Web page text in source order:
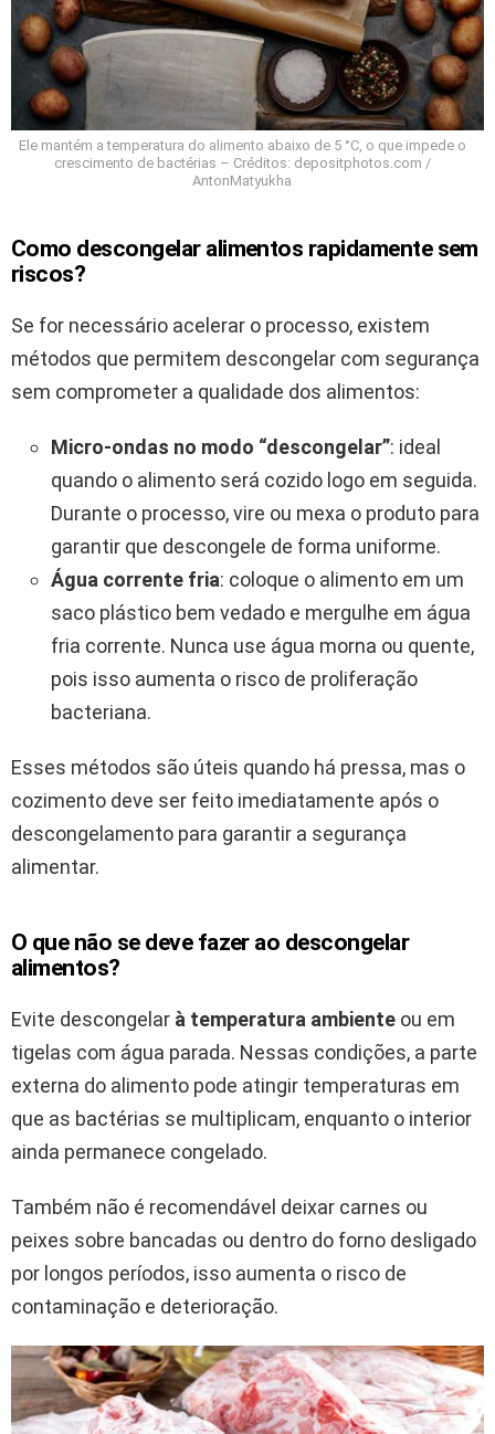
Ele mantém a temperatura do alimento abaixo de 5 °C, o que impede o
crescimento de bactérias – Créditos: depositphotos.com /
AntonMatyukha
Como descongelar alimentos rapidamente sem
riscos?
Se for necessário acelerar o processo, existem
métodos que permitem descongelar com segurança
sem comprometer a qualidade dos alimentos:
Micro-ondas no modo “descongelar”: ideal
quando o alimento será cozido logo em seguida.
Durante o processo, vire ou mexa o produto para
garantir que descongele de forma uniforme.
Água corrente fria: coloque o alimento em um
saco plástico bem vedado e mergulhe em água
fria corrente. Nunca use água morna ou quente,
pois isso aumenta o risco de proliferação
bacteriana.
Esses métodos são úteis quando há pressa, mas o
cozimento deve ser feito imediatamente após o
descongelamento para garantir a segurança
alimentar.
O que não se deve fazer ao descongelar
alimentos?
Evite descongelar à temperatura ambiente ou em
tigelas com água parada. Nessas condições, a parte
externa do alimento pode atingir temperaturas em
que as bactérias se multiplicam, enquanto o interior
ainda permanece congelado.
Também não é recomendável deixar carnes ou
peixes sobre bancadas ou dentro do forno desligado
por longos períodos, isso aumenta o risco de
contaminação e deterioração.